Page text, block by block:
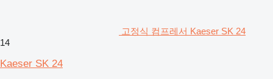
고정식 컴프레서 Kaeser SK 24
14
Kaeser SK 24